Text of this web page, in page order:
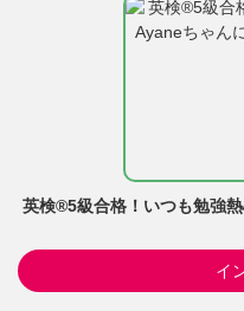
英検®5級合格！いつも勉強
イ